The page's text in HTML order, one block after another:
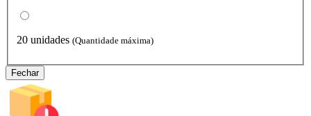
20 unidades (Quantidade máxima)
Fechar